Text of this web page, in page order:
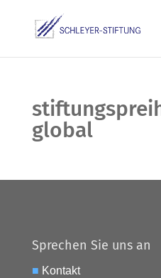
global
Sprechen Sie uns an
■ Kontakt